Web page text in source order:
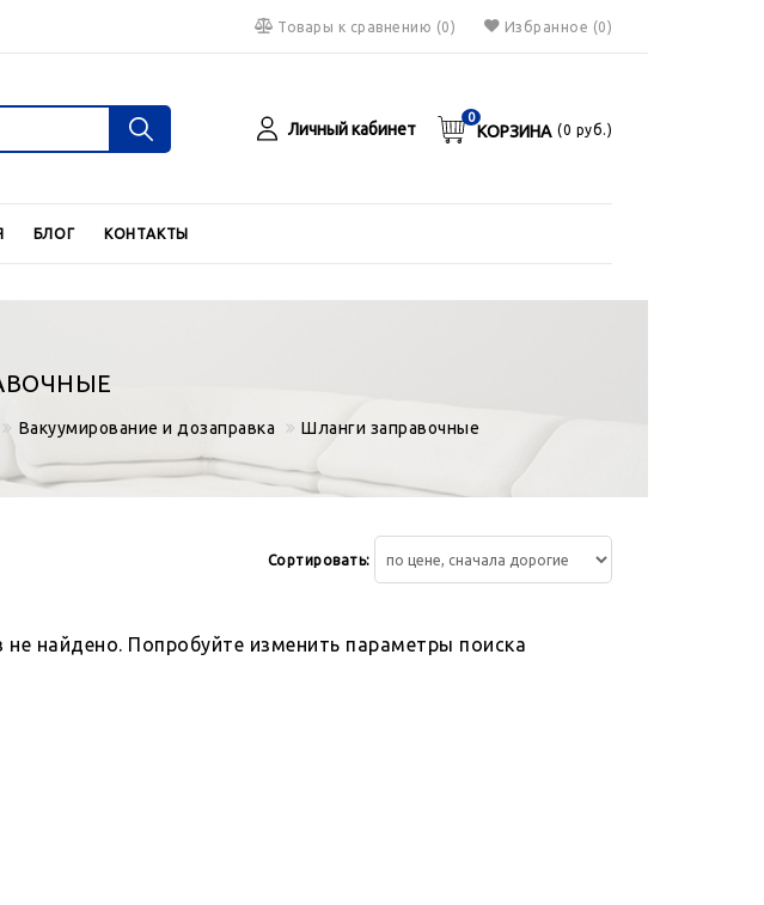
Товары к сравнению (0) Избранное (0)
Личный кабинет КОРЗИНА
0
(0 руб.)
БЛОГ КОНТАКТЫ
Вакуумирование и дозаправка Шланги заправочные
Сортировать:
найдено. Попробуйте изменить параметры поиска